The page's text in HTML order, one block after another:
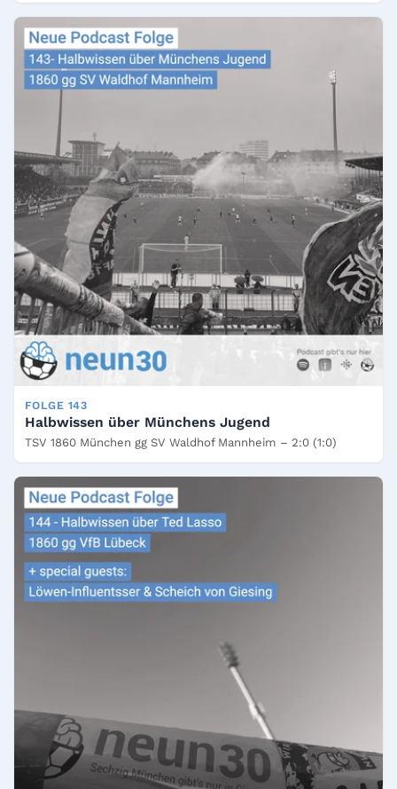
FOLGE 143
Halbwissen über Münchens Jugend
TSV 1860 München gg SV Waldhof Mannheim – 2:0 (1:0)